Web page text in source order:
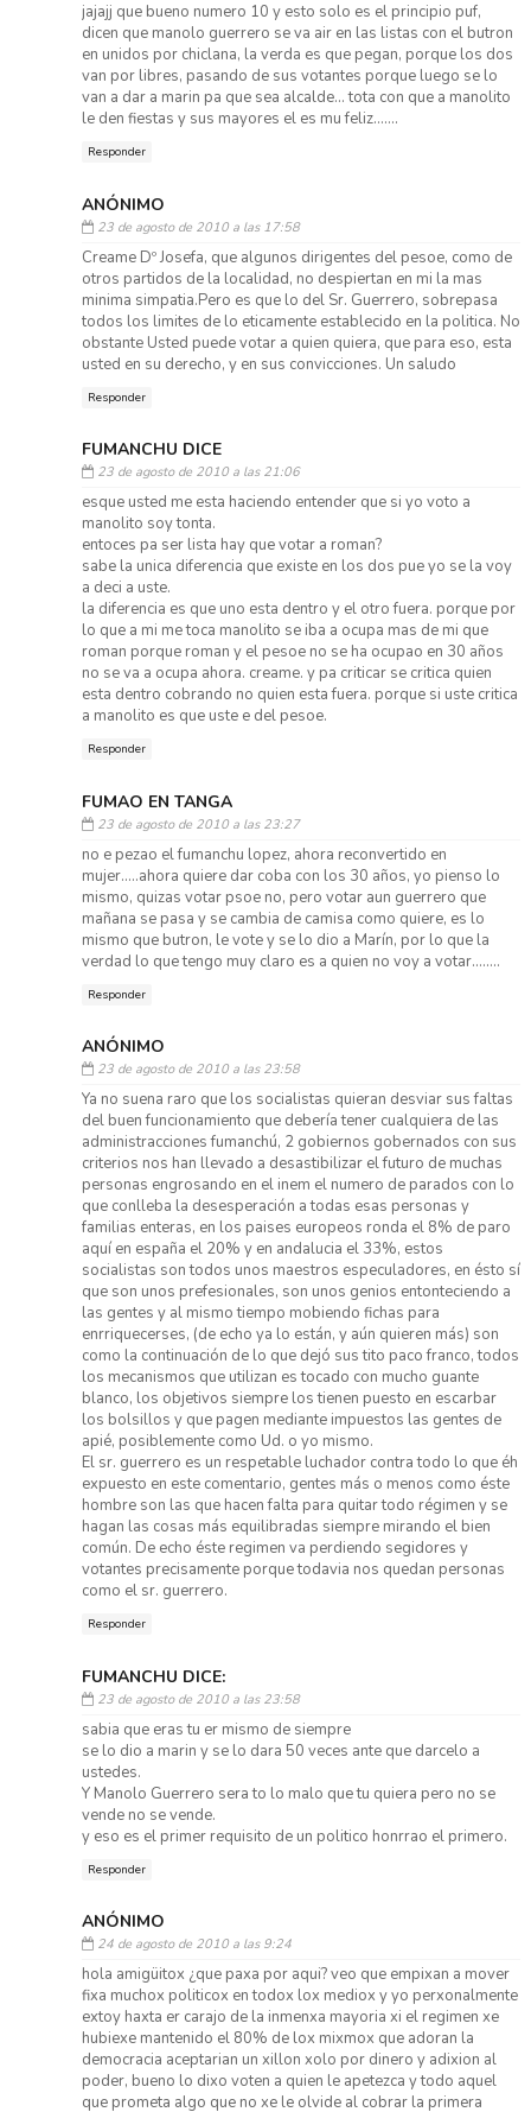
jajajj que bueno numero 10 y esto solo es el principio puf,
dicen que manolo guerrero se va air en las listas con el butron
en unidos por chiclana, la verda es que pegan, porque los dos
van por libres, pasando de sus votantes porque luego se lo
van a dar a marin pa que sea alcalde... tota con que a manolito
le den fiestas y sus mayores el es mu feliz.......
Responder
ANÓNIMO
23 de agosto de 2010 a las 17:58
Creame Dº Josefa, que algunos dirigentes del pesoe, como de
otros partidos de la localidad, no despiertan en mi la mas
minima simpatia.Pero es que lo del Sr. Guerrero, sobrepasa
todos los limites de lo eticamente establecido en la politica. No
obstante Usted puede votar a quien quiera, que para eso, esta
usted en su derecho, y en sus convicciones. Un saludo
Responder
FUMANCHU DICE
23 de agosto de 2010 a las 21:06
esque usted me esta haciendo entender que si yo voto a
manolito soy tonta.
entoces pa ser lista hay que votar a roman?
sabe la unica diferencia que existe en los dos pue yo se la voy
a deci a uste.
la diferencia es que uno esta dentro y el otro fuera. porque por
lo que a mi me toca manolito se iba a ocupa mas de mi que
roman porque roman y el pesoe no se ha ocupao en 30 años
no se va a ocupa ahora. creame. y pa criticar se critica quien
esta dentro cobrando no quien esta fuera. porque si uste critica
a manolito es que uste e del pesoe.
Responder
FUMAO EN TANGA
23 de agosto de 2010 a las 23:27
no e pezao el fumanchu lopez, ahora reconvertido en
mujer.....ahora quiere dar coba con los 30 años, yo pienso lo
mismo, quizas votar psoe no, pero votar aun guerrero que
mañana se pasa y se cambia de camisa como quiere, es lo
mismo que butron, le vote y se lo dio a Marín, por lo que la
verdad lo que tengo muy claro es a quien no voy a votar........
Responder
ANÓNIMO
23 de agosto de 2010 a las 23:58
Ya no suena raro que los socialistas quieran desviar sus faltas
del buen funcionamiento que debería tener cualquiera de las
administracciones fumanchú, 2 gobiernos gobernados con sus
criterios nos han llevado a desastibilizar el futuro de muchas
personas engrosando en el inem el numero de parados con lo
que conlleba la desesperación a todas esas personas y
familias enteras, en los paises europeos ronda el 8% de paro
aquí en españa el 20% y en andalucia el 33%, estos
socialistas son todos unos maestros especuladores, en ésto sí
que son unos prefesionales, son unos genios entonteciendo a
las gentes y al mismo tiempo mobiendo fichas para
enrriquecerses, (de echo ya lo están, y aún quieren más) son
como la continuación de lo que dejó sus tito paco franco, todos
los mecanismos que utilizan es tocado con mucho guante
blanco, los objetivos siempre los tienen puesto en escarbar
los bolsillos y que pagen mediante impuestos las gentes de
apié, posiblemente como Ud. o yo mismo.
El sr. guerrero es un respetable luchador contra todo lo que éh
expuesto en este comentario, gentes más o menos como éste
hombre son las que hacen falta para quitar todo régimen y se
hagan las cosas más equilibradas siempre mirando el bien
común. De echo éste regimen va perdiendo segidores y
votantes precisamente porque todavia nos quedan personas
como el sr. guerrero.
Responder
FUMANCHU DICE:
23 de agosto de 2010 a las 23:58
sabia que eras tu er mismo de siempre
se lo dio a marin y se lo dara 50 veces ante que darcelo a
ustedes.
Y Manolo Guerrero sera to lo malo que tu quiera pero no se
vende no se vende.
y eso es el primer requisito de un politico honrrao el primero.
Responder
ANÓNIMO
24 de agosto de 2010 a las 9:24
hola amigüitox ¿que paxa por aqui? veo que empixan a mover
fixa muchox politicox en todox lox mediox y yo perxonalmente
extoy haxta er carajo de la inmenxa mayoria xi el regimen xe
hubiexe mantenido el 80% de lox mixmox que adoran la
democracia aceptarian un xillon xolo por dinero y adixion al
poder, bueno lo dixo voten a quien le apetezca y todo aquel
que prometa algo que no xe le olvide al cobrar la primera